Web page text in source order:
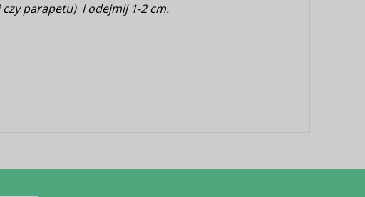
parapetu) i odejmij 1-2 cm.